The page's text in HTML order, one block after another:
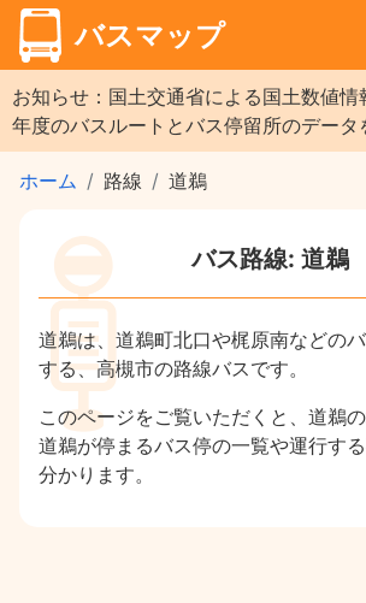
バスマップ
お知らせ：国土交通省による国土数値
年度のバスルートとバス停留所のデータ
ホーム 路線 道鵜
バス路線: 道鵜
道鵜は、道鵜町北口や梶原南などの
する、高槻市の路線バスです。
このページをご覧いただくと、道鵜の
道鵜が停まるバス停の一覧や運行す
分かります。